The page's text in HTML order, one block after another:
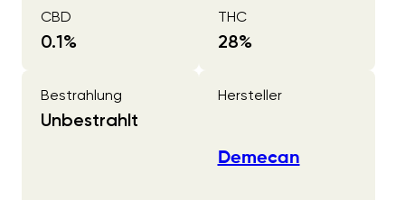
CBD
0.1%
THC
28%
Bestrahlung
Unbestrahlt
Hersteller
Demecan